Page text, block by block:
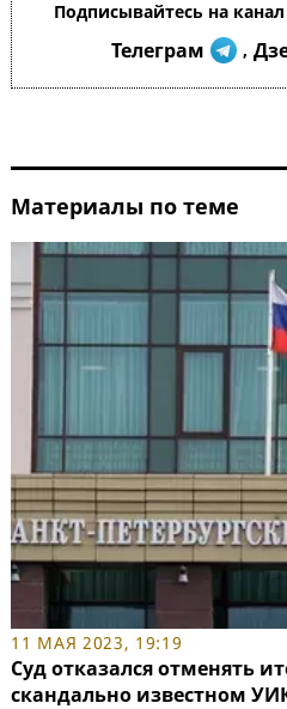
Подписывайтесь на
Телеграм ,
Материалы по теме
11 МАЯ 2023, 19:19
Суд отказался отменять
скандально известном